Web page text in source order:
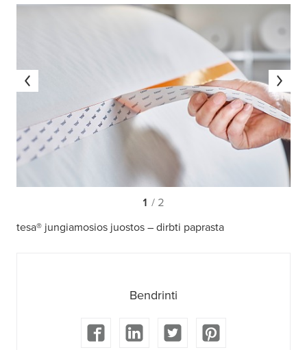
1 / 2
tesa® jungiamosios juostos – dirbti paprasta
Bendrinti